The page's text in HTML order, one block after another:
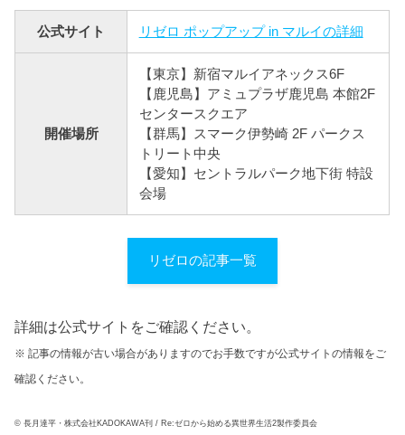
公式サイト リゼロ ポップアップ in マルイの詳細
開催場所
【東京】新宿マルイアネックス6F
【鹿児島】アミュプラザ鹿児島 本館2F
センタースクエア
【群馬】スマーク伊勢崎 2F パークス
トリート中央
【愛知】セントラルパーク地下街 特設
会場
リゼロの記事一覧
詳細は公式サイトをご確認ください。
※ 記事の情報が古い場合がありますのでお手数ですが公式サイトの情報をご
確認ください。
© 長月達平・株式会社KADOKAWA刊 / Re:ゼロから始める異世界生活2製作委員会